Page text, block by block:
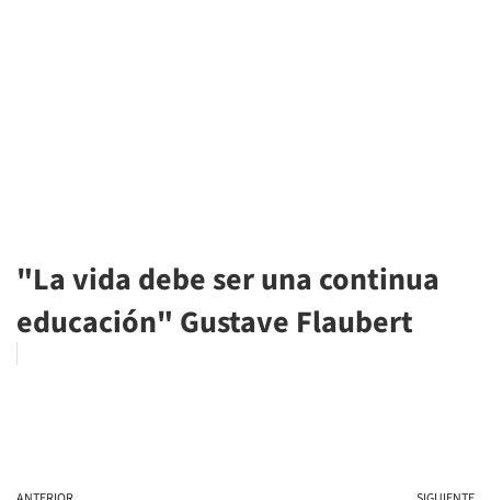
"La vida debe ser una continua
educación" Gustave Flaubert